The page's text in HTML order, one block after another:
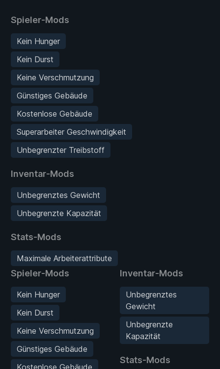
Spieler-Mods
Kein Hunger
Kein Durst
Keine Verschmutzung
Günstiges Gebäude
Kostenlose Gebäude
Superarbeiter Geschwindigkeit
Unbegrenzter Treibstoff
Inventar-Mods
Unbegrenztes Gewicht
Unbegrenzte Kapazität
Stats-Mods
Maximale Arbeiterattribute
Spieler-Mods
Kein Hunger
Kein Durst
Keine Verschmutzung
Günstiges Gebäude
Kostenlose Gebäude
Inventar-Mods
Unbegrenztes
Gewicht
Unbegrenzte
Kapazität
Stats-Mods